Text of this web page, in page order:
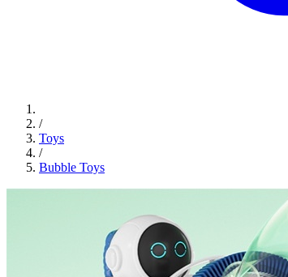
/
Toys
/
Bubble Toys